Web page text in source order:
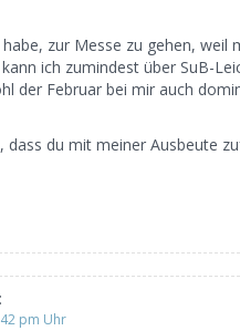
zur Messe zu gehen, weil
ich zumindest über SuB-
der Februar bei mir auch
dass du mit meiner Ausbeute
pm Uhr